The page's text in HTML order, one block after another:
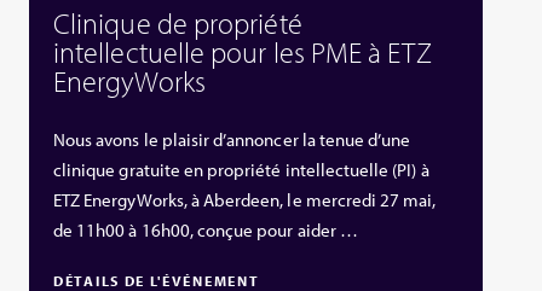
Clinique de propriété
intellectuelle pour les PME à ETZ
EnergyWorks
Nous avons le plaisir d’annoncer la tenue d’une
clinique gratuite en propriété intellectuelle (PI) à
ETZ EnergyWorks, à Aberdeen, le mercredi 27 mai,
de 11h00 à 16h00, conçue pour aider …
DÉTAILS DE L'ÉVÉNEMENT